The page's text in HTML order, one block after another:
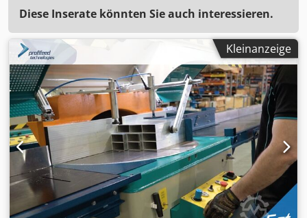
Diese Inserate könnten Sie auch interessieren.
Kleinanzeige